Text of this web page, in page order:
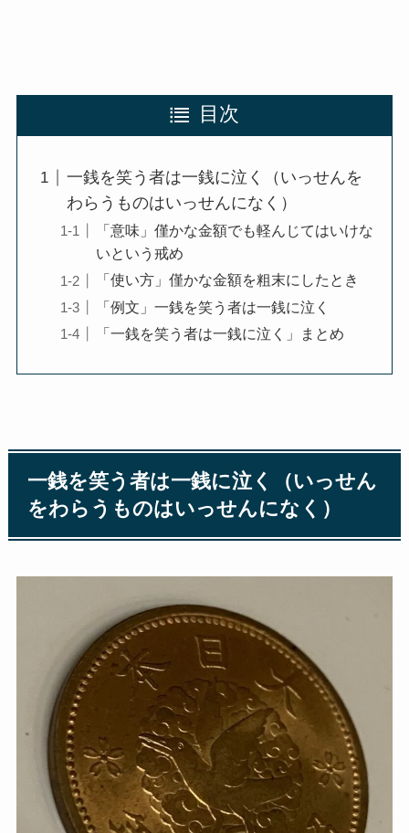
目次
一銭を笑う者は一銭に泣く（いっせんを
わらうものはいっせんになく）
「意味」僅かな金額でも軽んじてはいけな
いという戒め
「使い方」僅かな金額を粗末にしたとき
「例文」一銭を笑う者は一銭に泣く
「一銭を笑う者は一銭に泣く」まとめ
一銭を笑う者は一銭に泣く（いっせん
をわらうものはいっせんになく）